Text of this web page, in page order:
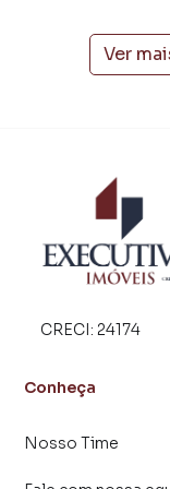
e barracões para
empreendimentos
Negocie seu
segurança e
consegue
fazer tudo online,
simplificar a
compradores com
Anuncie seu
Ver
CRECI: 24174
Conheça
Nosso Time